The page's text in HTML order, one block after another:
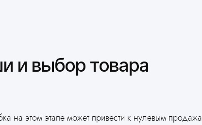
и выбор товара
на этом этапе может привести к нулевым